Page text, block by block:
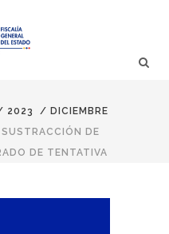
2023 / DICIEMBRE
DE
DE TENTATIVA